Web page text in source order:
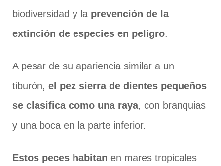
biodiversidad y la prevención de la
extinción de especies en peligro.
A pesar de su apariencia similar a un
tiburón, el pez sierra de dientes pequeños
se clasifica como una raya, con branquias
y una boca en la parte inferior.
Estos peces habitan en mares tropicales